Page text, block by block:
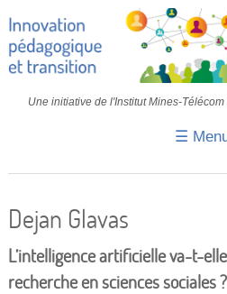
Une initiative de l'Institut Mines-Télécom
☰
Transition
Dejan Glavas
L’intelligence artificielle va-t-
recherche en sciences sociales ?